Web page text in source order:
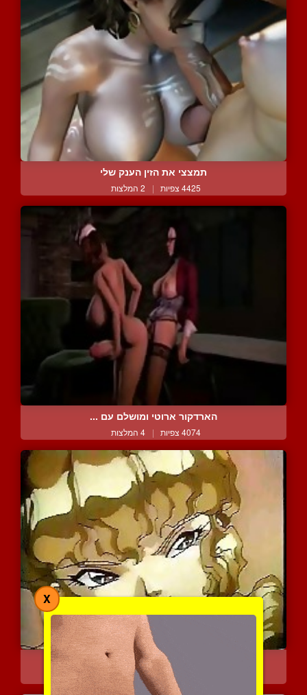
תמצצי את הזין הענק שלי
4425 צפיות | 2 המלצות
הארדקור ארוטי ומושלם עם ...
4074 צפיות | 4 המלצות
סקס עם קוקס מצויירת
| 4 המלצות
X